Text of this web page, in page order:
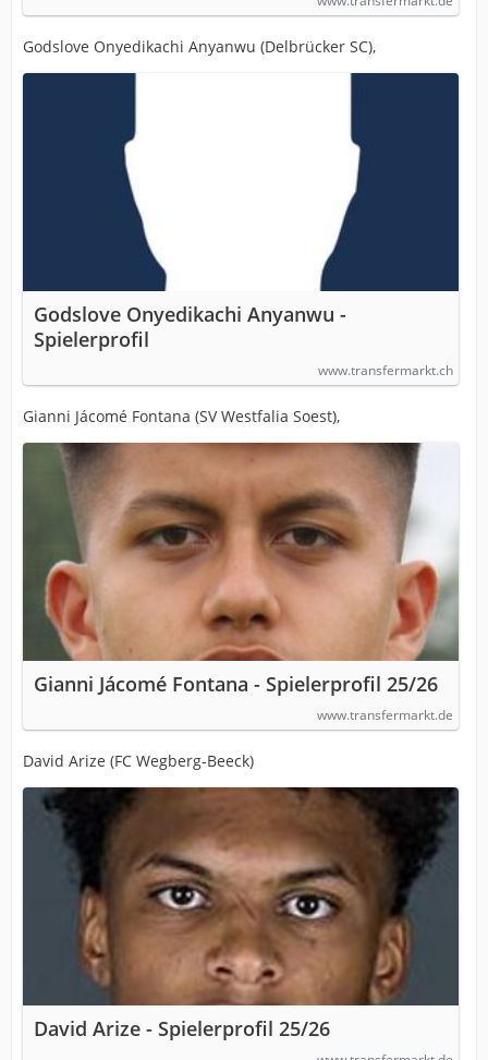
Godslove Onyedikachi Anyanwu (Delbrücker SC),
Godslove Onyedikachi Anyanwu -
Spielerprofil
www.transfermarkt.ch
Gianni Jácomé Fontana (SV Westfalia Soest),
Gianni Jácomé Fontana - Spielerprofil 25/26
www.transfermarkt.de
David Arize (FC Wegberg-Beeck)
David Arize - Spielerprofil 25/26